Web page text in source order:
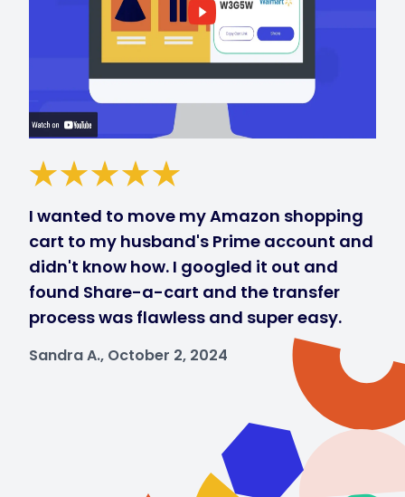
I wanted to move my Amazon shopping
cart to my husband's Prime account and
didn't know how. I googled it out and
found Share-a-cart and the transfer
process was flawless and super easy.
Sandra A., October 2, 2024